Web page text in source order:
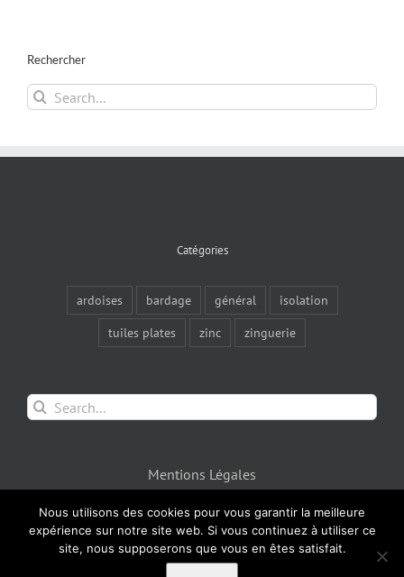
Rechercher
Search
for:
Catégories
ardoises bardage général
isolation
tuiles plates
zinc zinguerie
Search
for:
Mentions Légales
Nous utilisons des cookies pour vous garantir la meilleure
expérience sur notre site web. Si vous continuez à utiliser ce
site, nous supposerons que vous en êtes satisfait.